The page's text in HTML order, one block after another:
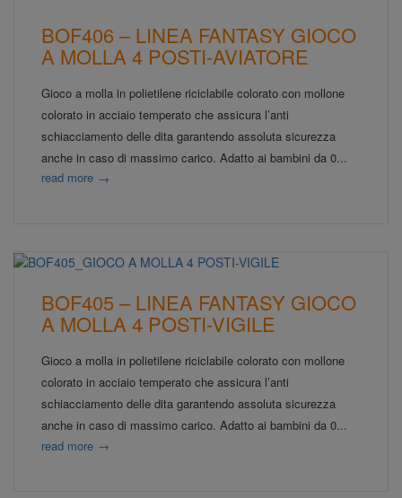
BOF406 – LINEA FANTASY GIOCO
A MOLLA 4 POSTI-AVIATORE
Gioco a molla in polietilene riciclabile colorato con mollone
colorato in acciaio temperato che assicura l’anti
schiacciamento delle dita garantendo assoluta sicurezza
anche in caso di massimo carico. Adatto ai bambini da 0...
read more →
BOF405 – LINEA FANTASY GIOCO
A MOLLA 4 POSTI-VIGILE
Gioco a molla in polietilene riciclabile colorato con mollone
colorato in acciaio temperato che assicura l’anti
schiacciamento delle dita garantendo assoluta sicurezza
anche in caso di massimo carico. Adatto ai bambini da 0...
read more →